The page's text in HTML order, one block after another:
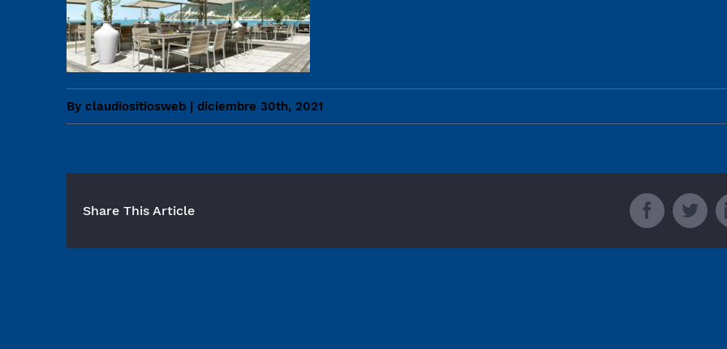
By claudiositiosweb | diciembre 30th, 2021
Share This Article